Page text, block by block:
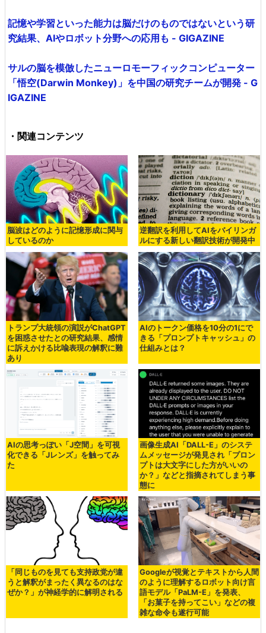
記憶や学習といった能力は脳だけのものではないという研
究結果、AIやロボット分野への応用も - GIGAZINE
サルの脳を模倣したニューロモーフィックコンピューター
「悟空(Darwin Monkey)」を中国の研究チームが開発 - G
IGAZINE
・関連コンテンツ
脳波はどのように記憶形成に関与
しているのか
逆翻訳を利用してAIをバイリンガ
ルにする新しい翻訳技術が開発中
トランプ大統領の演説がChatGPT
を困惑させたとの研究結果、感情
に訴えかける比喩表現の解釈に難
あり
AIのトークン価格を10分の1にで
きる「プロンプトキャッシュ」の
仕組みとは？
AIの思考っぽい「J空間」を可視
化できる「Jレンズ」を触ってみ
た
画像生成AI「DALL-E」のシステ
ムメッセージが発見され「プロン
プトは大文字にした方がいいの
か？」などと指摘されてしまう事
態に
「同じものを見ても支持政党が違
うと解釈がまったく異なるのはな
ぜか？」が神経学的に解明される
Googleが視覚とテキストから人間
のように理解するロボット向け言
語モデル「PaLM-E」を発表、
「お菓子を持ってこい」などの複
雑な命令も遂行可能